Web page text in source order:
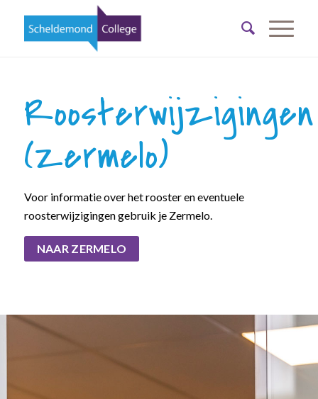
Roosterwijzigingen
(Zermelo)
Voor informatie over het rooster en eventuele
roosterwijzigingen gebruik je Zermelo.
NAAR ZERMELO